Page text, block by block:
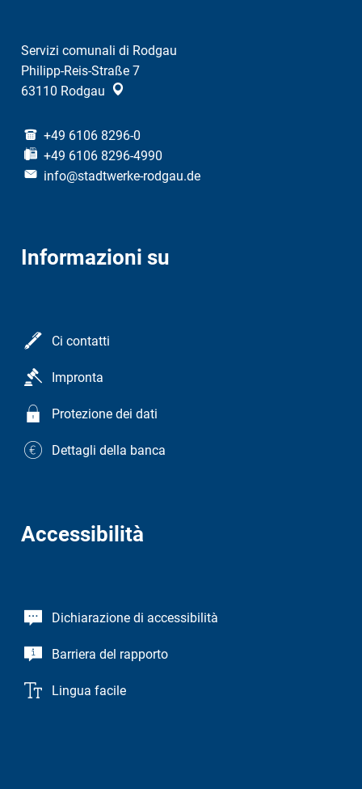
Servizi comunali di Rodgau
Philipp-Reis-Straße 7
63110 Rodgau
+49 6106 8296-0
+49 6106 8296-4990
info@stadtwerke-rodgau.de
Informazioni su
Ci contatti
Impronta
Protezione dei dati
Dettagli della banca
Accessibilità
Dichiarazione di accessibilità
Barriera del rapporto
Lingua facile